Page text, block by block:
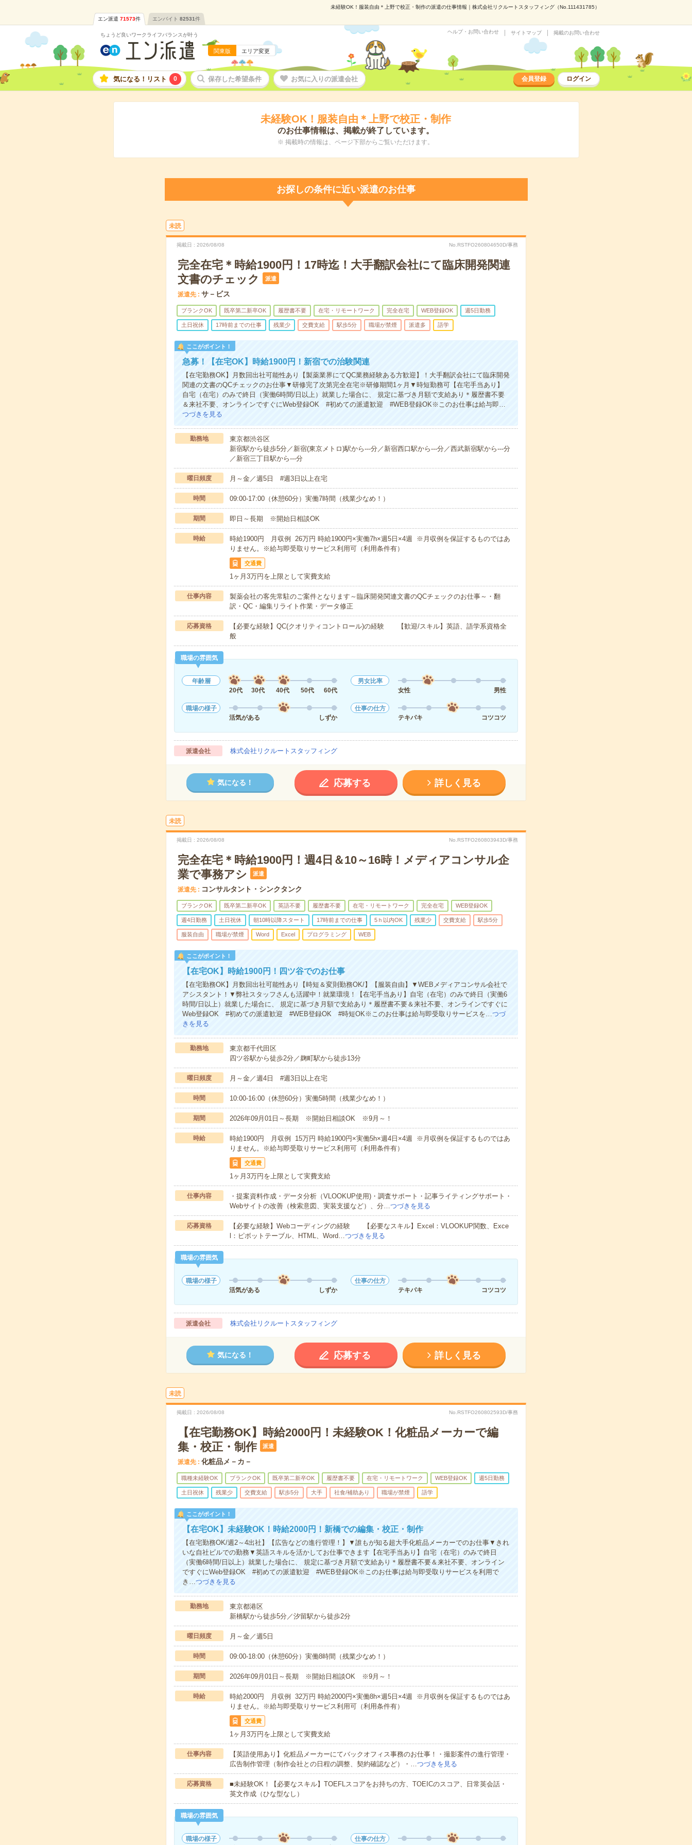
未経験OK！服装自由＊上野で校正・制作の派遣の仕事情報｜株式会社リクルートスタッフィング（No.111431785）
エン派遣 71573件 エンバイト 82531件
ちょうど良いワークライフバランスが叶う
関東版 エリア変更
ヘルプ・お問い合わせ サイトマップ 掲載のお問い合わせ
気になる！リスト 0 保存した希望条件 お気に入りの派遣会社 会員登録 ログイン
未経験OK！服装自由＊上野で校正・制作
のお仕事情報は、掲載が終了しています。
※ 掲載時の情報は、ページ下部からご覧いただけます。
お探しの条件に近い派遣のお仕事
未読
掲載日 2026/08/08 No.RSTFO260804650D/事務
完全在宅＊時給1900円！17時迄！大手翻訳会社にて臨床開発関連
文書のチェック
派遣
派遣先 サ－ビス
ブランクOK 既卒第二新卒OK 履歴書不要 在宅・リモートワーク 完全在宅 WEB登録OK 週5日勤務
土日祝休 17時前までの仕事 残業少 交費支給 駅歩5分 職場が禁煙 派遣多 語学
ここがポイント！
急募！【在宅OK】時給1900円！新宿での治験関連
【在宅勤務OK】月数回出社可能性あり【製薬業界にてQC業務経験ある方歓迎】！大手翻訳会社にて臨床開発
関連の文書のQCチェックのお仕事▼研修完了次第完全在宅※研修期間1ヶ月▼時短勤務可【在宅手当あり】
自宅（在宅）のみで終日（実働6時間/日以上）就業した場合に、 規定に基づき月額で支給あり＊履歴書不要
＆来社不要、オンラインですぐにWeb登録OK #初めての派遣歓迎 #WEB登録OK※このお仕事は給与即…
つづきを見る
勤務地
東京都渋谷区
新宿駅から徒歩5分／新宿(東京メトロ)駅から---分／新宿西口駅から---分／西武新宿駅から---分
／新宿三丁目駅から---分
曜日頻度 月～金／週5日 #週3日以上在宅
時間 09:00-17:00（休憩60分）実働7時間（残業少なめ！）
期間 即日～長期 ※開始日相談OK
時給
時給1900円 月収例 26万円 時給1900円×実働7h×週5日×4週 ※月収例を保証するものではあ
りません。※給与即受取りサービス利用可（利用条件有）
交通費
1ヶ月3万円を上限として実費支給
仕事内容
製薬会社の客先常駐のご案件となります～臨床開発関連文書のQCチェックのお仕事～・翻
訳・QC・編集リライト作業・データ修正
応募資格
【必要な経験】QC(クオリティコントロール)の経験 【歓迎/スキル】英語、語学系資格全
般
職場の雰囲気
年齢層
20代
30代 40代 50代 60代
男女比率
女性
男性
職場の様子
活気がある
しずか
仕事の仕方
テキパキ
コツコツ
派遣会社 株式会社リクルートスタッフィング
気になる！ 応募する 詳しく見る
未読
掲載日 2026/08/08 No.RSTFO260803943D/事務
完全在宅＊時給1900円！週4日＆10～16時！メディアコンサル企
業で事務アシ
派遣
派遣先 コンサルタント・シンクタンク
ブランクOK 既卒第二新卒OK 英語不要 履歴書不要 在宅・リモートワーク 完全在宅 WEB登録OK
週4日勤務 土日祝休 朝10時以降スタート 17時前までの仕事 5ｈ以内OK 残業少 交費支給 駅歩5分
服装自由 職場が禁煙 Word Excel プログラミング WEB
ここがポイント！
【在宅OK】時給1900円！四ツ谷でのお仕事
【在宅勤務OK】月数回出社可能性あり【時短＆変則勤務OK/】【服装自由】▼WEBメディアコンサル会社で
アシスタント！▼弊社スタッフさんも活躍中！就業環境！【在宅手当あり】自宅（在宅）のみで終日（実働6
時間/日以上）就業した場合に、 規定に基づき月額で支給あり＊履歴書不要＆来社不要、オンラインですぐに
Web登録OK #初めての派遣歓迎 #WEB登録OK #時短OK※このお仕事は給与即受取りサービスを…つづ
きを見る
勤務地
東京都千代田区
四ツ谷駅から徒歩2分／麹町駅から徒歩13分
曜日頻度 月～金／週4日 #週3日以上在宅
時間 10:00-16:00（休憩60分）実働5時間（残業少なめ！）
期間 2026年09月01日～長期 ※開始日相談OK ※9月～！
時給
時給1900円 月収例 15万円 時給1900円×実働5h×週4日×4週 ※月収例を保証するものではあ
りません。※給与即受取りサービス利用可（利用条件有）
交通費
1ヶ月3万円を上限として実費支給
仕事内容
・提案資料作成・データ分析（VLOOKUP使用)・調査サポート・記事ライティングサポート・
Webサイトの改善（検索意図、実装支援など）、分…つづきを見る
応募資格
【必要な経験】Webコーディングの経験 【必要なスキル】Excel：VLOOKUP関数、Exce
l：ピボットテーブル、HTML、Word…つづきを見る
職場の雰囲気
職場の様子
活気がある
しずか
仕事の仕方
テキパキ
コツコツ
派遣会社 株式会社リクルートスタッフィング
気になる！ 応募する 詳しく見る
未読
掲載日 2026/08/08 No.RSTFO260802593D/事務
【在宅勤務OK】時給2000円！未経験OK！化粧品メーカーで編
集・校正・制作
派遣
派遣先 化粧品メ－カ－
職種未経験OK ブランクOK 既卒第二新卒OK 履歴書不要 在宅・リモートワーク WEB登録OK 週5日勤務
土日祝休 残業少 交費支給 駅歩5分 大手 社食/補助あり 職場が禁煙 語学
ここがポイント！
【在宅OK】未経験OK！時給2000円！新橋での編集・校正・制作
【在宅勤務OK/週2～4出社】【広告などの進行管理！】▼誰もが知る超大手化粧品メーカーでのお仕事▼きれ
いな自社ビルでの勤務▼英語スキルを活かしてお仕事できます【在宅手当あり】自宅（在宅）のみで終日
（実働6時間/日以上）就業した場合に、 規定に基づき月額で支給あり＊履歴書不要＆来社不要、オンライン
ですぐにWeb登録OK #初めての派遣歓迎 #WEB登録OK※このお仕事は給与即受取りサービスを利用で
き…つづきを見る
勤務地
東京都港区
新橋駅から徒歩5分／汐留駅から徒歩2分
曜日頻度 月～金／週5日
時間 09:00-18:00（休憩60分）実働8時間（残業少なめ！）
期間 2026年09月01日～長期 ※開始日相談OK ※9月～！
時給
時給2000円 月収例 32万円 時給2000円×実働8h×週5日×4週 ※月収例を保証するものではあ
りません。※給与即受取りサービス利用可（利用条件有）
交通費
1ヶ月3万円を上限として実費支給
仕事内容
【英語使用あり】化粧品メーカーにてバックオフィス事務のお仕事！・撮影案件の進行管理・
広告制作管理（制作会社との日程の調整、契約確認など）・…つづきを見る
応募資格
■未経験OK！【必要なスキル】TOEFLスコアをお持ちの方、TOEICのスコア、日常英会話・
英文作成（ひな型なし）
職場の雰囲気
職場の様子
仕事の仕方